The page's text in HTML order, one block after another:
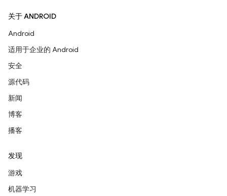
关于 ANDROID
Android
适用于企业的 Android
安全
源代码
新闻
博客
播客
发现
游戏
机器学习